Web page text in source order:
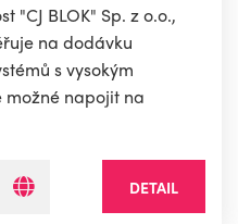
"CJ BLOK" Sp. z o.o.,
na dodávku
s vysokým
napojit na
DETAIL